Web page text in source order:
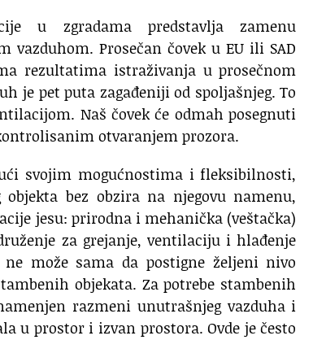
u zgradama predstavlja zamenu
Prosečan čovek u EU ili SAD
rezultatima istraživanja u prosečnom
je pet puta zagađeniji od spoljašnjeg. To
Naš čovek će odmah posegnuti
otvaranjem prozora.
svojim mogućnostima i fleksibilnosti,
bez obzira na njegovu namenu,
jesu: prirodna i mehanička (veštačka)
za grejanje, ventilaciju i hlađenje
ne može sama da postigne željeni nivo
objekata. Za potrebe stambenih
razmeni unutrašnjeg vazduha i
u prostor i izvan prostora. Ovde je često